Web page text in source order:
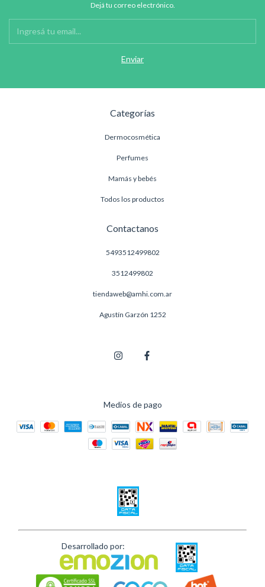
Dejá tu correo electrónico.
Categorías
Dermocosmética
Perfumes
Mamás y bebés
Todos los productos
Contactanos
5493512499802
3512499802
tiendaweb@amhi.com.ar
Agustín Garzón 1252
Medios de pago
Desarrollado por: